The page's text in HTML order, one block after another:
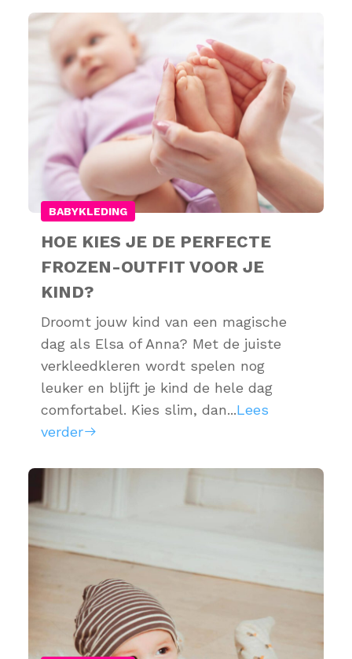
BABYKLEDING
HOE KIES JE DE PERFECTE
FROZEN-OUTFIT VOOR JE
KIND?
Droomt jouw kind van een magische
dag als Elsa of Anna? Met de juiste
verkleedkleren wordt spelen nog
leuker en blijft je kind de hele dag
comfortabel. Kies slim, dan...Lees
verder